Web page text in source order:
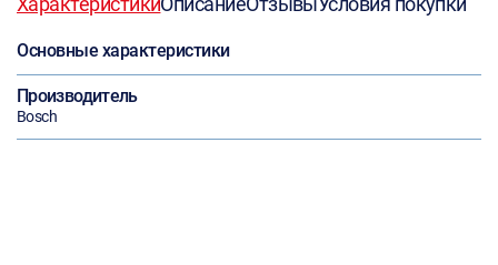
Основные характеристики
Производитель
Bosch